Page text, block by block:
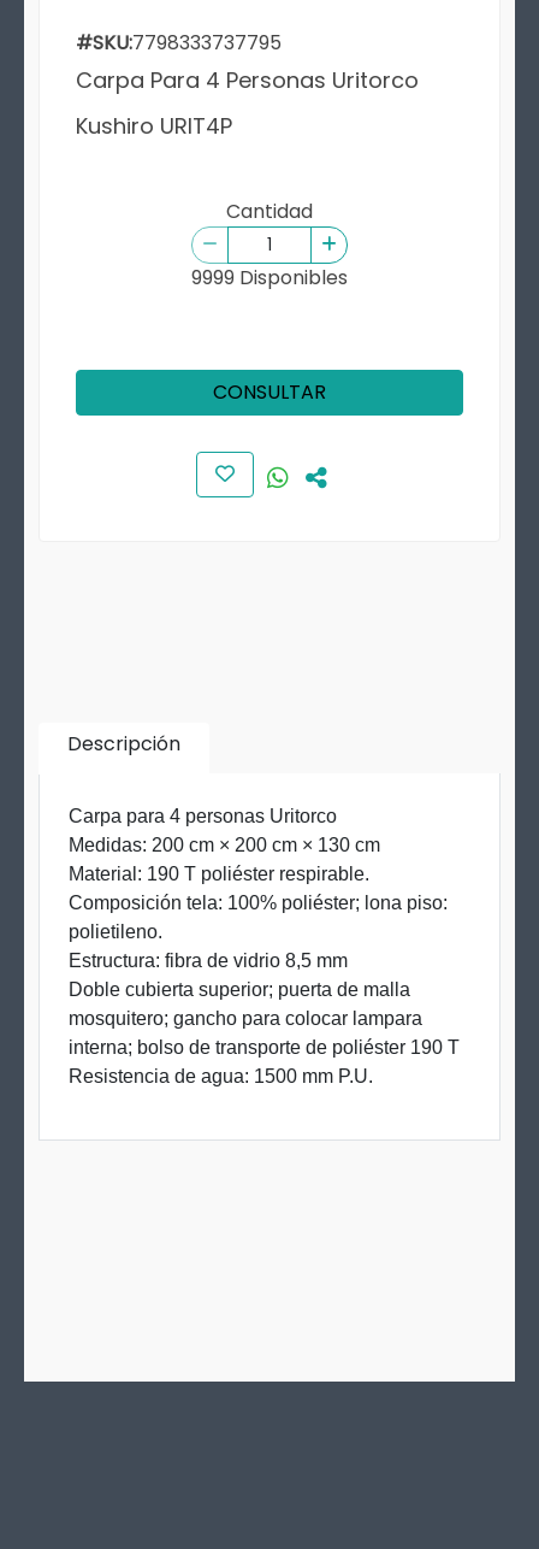
#SKU:7798333737795
Carpa Para 4 Personas Uritorco
Kushiro URIT4P
Cantidad
9999 Disponibles
CONSULTAR
Descripción
Carpa para 4 personas Uritorco
Medidas: 200 cm × 200 cm × 130 cm
Material: 190 T poliéster respirable.
Composición tela: 100% poliéster; lona piso:
polietileno.
Estructura: fibra de vidrio 8,5 mm
Doble cubierta superior; puerta de malla
mosquitero; gancho para colocar lampara
interna; bolso de transporte de poliéster 190 T
Resistencia de agua: 1500 mm P.U.